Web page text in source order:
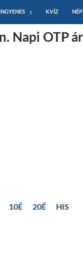
INGYENES KVÍZ
Napi OTP
10É 20É HIS